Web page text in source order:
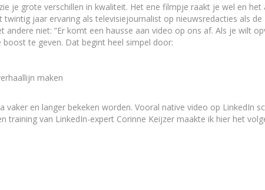
je grote verschillen in kwaliteit. Het ene filmpje raakt je wel en het
jaar ervaring als televisiejournalist op nieuwsredacties als de
niet: “Er komt een hausse aan video op ons af. Als je wilt
te geven. Dat begint heel simpel door:
maken
vaker en langer bekeken worden. Vooral native video op LinkedIn
training van LinkedIn-expert Corinne Keijzer maakte ik hier het